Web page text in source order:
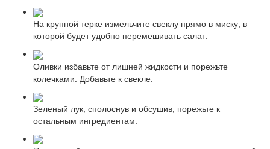
На крупной терке измельчите свеклу прямо в миску, в
которой будет удобно перемешивать салат.
Оливки избавьте от лишней жидкости и порежьте
колечками. Добавьте к свекле.
Зеленый лук, сполоснув и обсушив, порежьте к
остальным ингредиентам.